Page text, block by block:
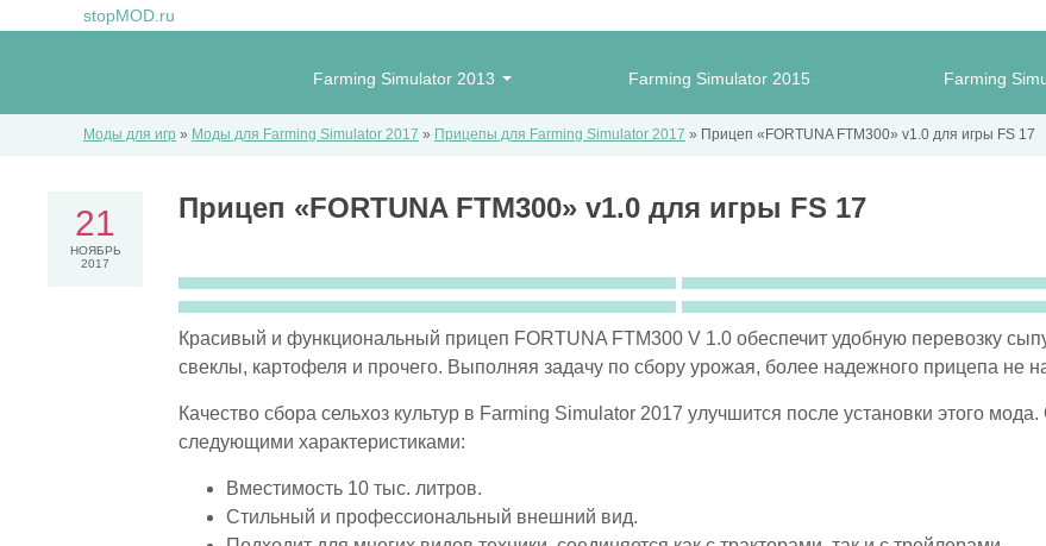
stopMOD.ru
Farming Simulator 2013 Farming Simulator 2015 Farming
Моды для игр » Моды для Farming Simulator 2017 » Прицепы для Farming Simulator 2017 » Прицеп «FORTUNA FTM300» v1.0 для игры FS 17
21
НОЯБРЬ
2017
Прицеп «FORTUNA FTM300» v1.0 для игры FS 17
Красивый и функциональный прицеп FORTUNA FTM300 V 1.0 обеспечит удобную перевозку
свеклы, картофеля и прочего. Выполняя задачу по сбору урожая, более надежного прицепа не
Качество сбора сельхоз культур в Farming Simulator 2017 улучшится после установки этого
следующими характеристиками:
Вместимость 10 тыс. литров.
Стильный и профессиональный внешний вид.